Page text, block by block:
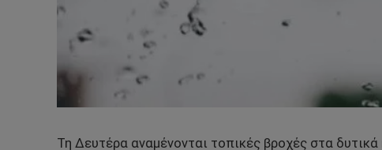
Τη Δευτέρα αναμένονται τοπικές βροχές στα δυτικά